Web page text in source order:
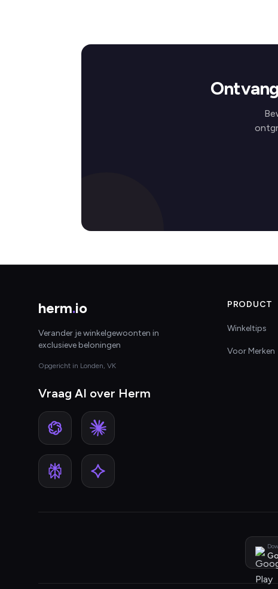
herm.io
Verander je winkelgewoonten in
exclusieve beloningen
Opgericht in Londen, VK
Vraag AI over Herm
PRODUCT
Winkeltips
Voor Merken